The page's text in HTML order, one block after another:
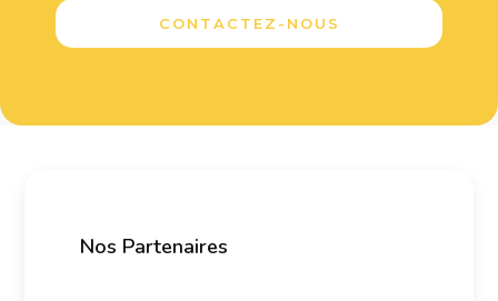
CONTACTEZ-NOUS
Nos Partenaires